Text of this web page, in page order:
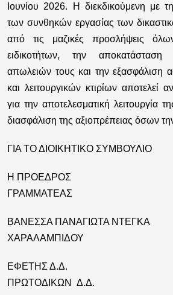
Ιουνίου 2026. Η διεκδικούμενη με
των συνθηκών εργασίας των
από τις μαζικές προσλήψεις
ειδικοτήτων, την αποκατάσταση
απωλειών τους και την εξασφάλιση
και λειτουργικών κτιρίων αποτελεί
για την αποτελεσματική λειτουργία
διασφάλιση της αξιοπρέπειας όσων
ΓΙΑ ΤΟ ΔΙΟΙΚΗΤΙΚΟ ΣΥΜΒΟΥΛΙΟ
Η ΠΡΟΕΔΡΟΣ Η
ΓΡΑΜΜΑΤΕΑΣ
ΒΑΝΕΣΣΑ ΠΑΝΑΓΙΩΤΑ
ΧΑΡΑΛΑΜΠΙΔΟΥ
ΕΦΕΤΗΣ Δ.Δ.
ΠΡΩΤΟΔΙΚΩΝ Δ.Δ.